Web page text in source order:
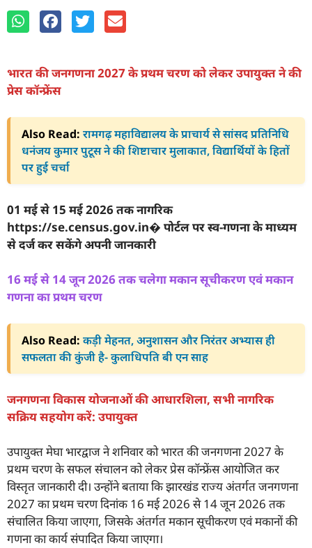
भारत की जनगणना 2027 के प्रथम चरण को लेकर उपायुक्त ने की
प्रेस कॉन्फ्रेंस
Also Read: रामगढ़ महाविद्यालय के प्राचार्य से सांसद प्रतिनिधि
धनंजय कुमार पुटूस ने की शिष्टाचार मुलाकात, विद्यार्थियों के हितों
पर हुई चर्चा
01 मई से 15 मई 2026 तक नागरिक
https://se.census.gov.in⁠� पोर्टल पर स्व-गणना के माध्यम
से दर्ज कर सकेंगे अपनी जानकारी
16 मई से 14 जून 2026 तक चलेगा मकान सूचीकरण एवं मकान
गणना का प्रथम चरण
Also Read: कड़ी मेहनत, अनुशासन और निरंतर अभ्यास ही
सफलता की कुंजी है- कुलाधिपति बी एन साह
जनगणना विकास योजनाओं की आधारशिला, सभी नागरिक
सक्रिय सहयोग करें: उपायुक्त
उपायुक्त मेघा भारद्वाज ने शनिवार को भारत की जनगणना 2027 के
प्रथम चरण के सफल संचालन को लेकर प्रेस कॉन्फ्रेंस आयोजित कर
विस्तृत जानकारी दी। उन्होंने बताया कि झारखंड राज्य अंतर्गत जनगणना
2027 का प्रथम चरण दिनांक 16 मई 2026 से 14 जून 2026 तक
संचालित किया जाएगा, जिसके अंतर्गत मकान सूचीकरण एवं मकानों की
गणना का कार्य संपादित किया जाएगा।